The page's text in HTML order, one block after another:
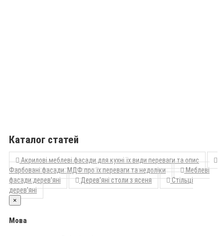
Каталог статей
Акрилові меблеві фасади для кухні їх види переваги та опис
Фарбовані фасади МДФ про їх переваги та недоліки
Меблеві
фасади дерев'яні
Дерев'яні столи з ясеня
Стільці
дерев'яні
×
Мова